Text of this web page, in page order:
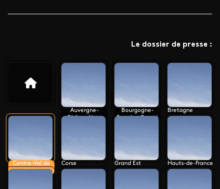
Le dossier de presse :
Auvergne-
Rhône-Alpes
Bourgogne-
Franche-Comté
Bretagne
Centre-Val de
Loire
Corse Grand Est Hauts-de-France